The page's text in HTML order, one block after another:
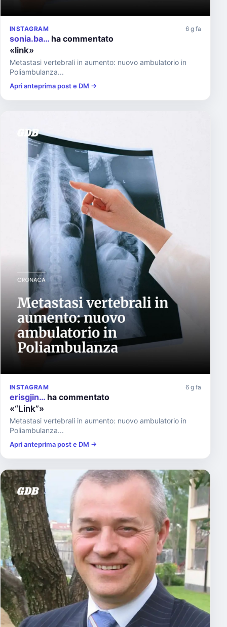
INSTAGRAM 6 g fa
sonia.ba… ha commentato
«link»
Metastasi vertebrali in aumento: nuovo ambulatorio in
Poliambulanza...
Apri anteprima post e DM →
INSTAGRAM 6 g fa
erisgjin… ha commentato
«“Link”»
Metastasi vertebrali in aumento: nuovo ambulatorio in
Poliambulanza...
Apri anteprima post e DM →